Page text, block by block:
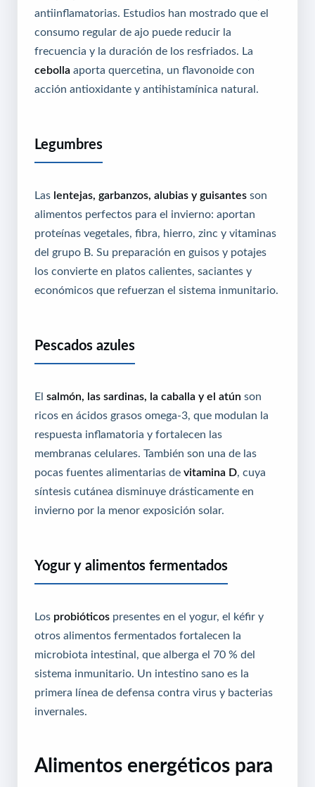
antiinflamatorias. Estudios han mostrado que el
consumo regular de ajo puede reducir la
frecuencia y la duración de los resfriados. La
cebolla aporta quercetina, un flavonoide con
acción antioxidante y antihistamínica natural.
Legumbres
Las lentejas, garbanzos, alubias y guisantes son
alimentos perfectos para el invierno: aportan
proteínas vegetales, fibra, hierro, zinc y vitaminas
del grupo B. Su preparación en guisos y potajes
los convierte en platos calientes, saciantes y
económicos que refuerzan el sistema inmunitario.
Pescados azules
El salmón, las sardinas, la caballa y el atún son
ricos en ácidos grasos omega-3, que modulan la
respuesta inflamatoria y fortalecen las
membranas celulares. También son una de las
pocas fuentes alimentarias de vitamina D , cuya
síntesis cutánea disminuye drásticamente en
invierno por la menor exposición solar.
Yogur y alimentos fermentados
Los probióticos presentes en el yogur, el kéfir y
otros alimentos fermentados fortalecen la
microbiota intestinal, que alberga el 70 % del
sistema inmunitario. Un intestino sano es la
primera línea de defensa contra virus y bacterias
invernales.
Alimentos energéticos para